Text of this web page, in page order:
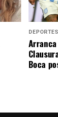
DEPORTES
Boca